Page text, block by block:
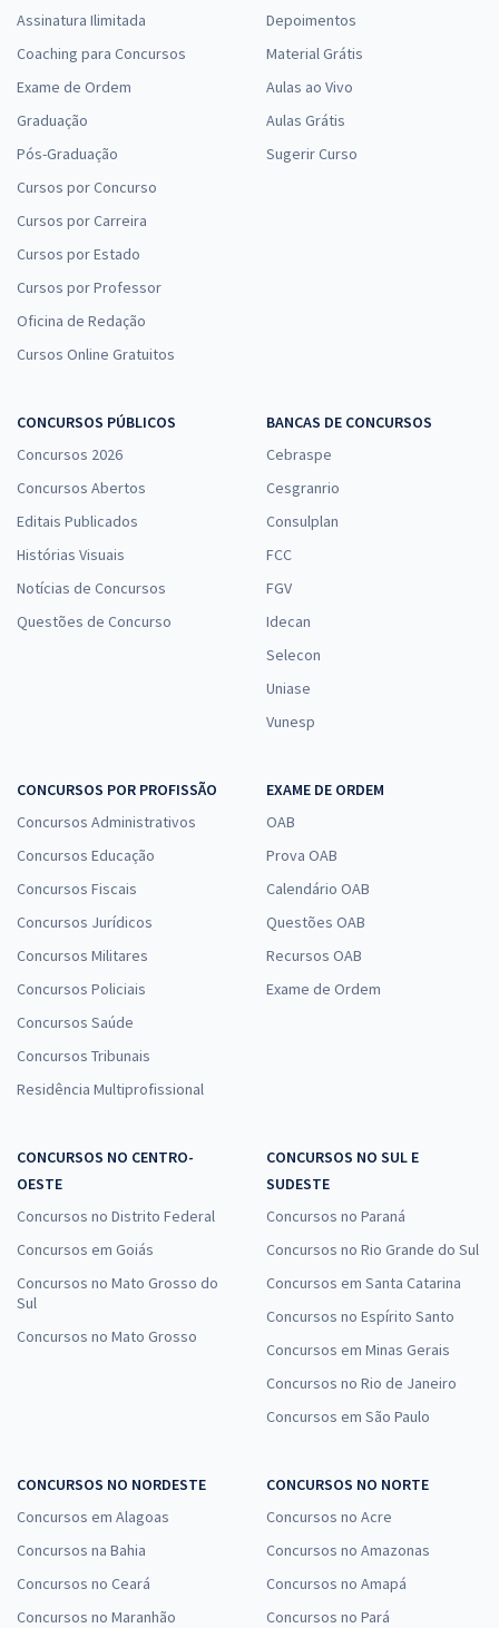
Assinatura Ilimitada
Coaching para Concursos
Exame de Ordem
Graduação
Pós-Graduação
Cursos por Concurso
Cursos por Carreira
Cursos por Estado
Cursos por Professor
Oficina de Redação
Cursos Online Gratuitos
Depoimentos
Material Grátis
Aulas ao Vivo
Aulas Grátis
Sugerir Curso
CONCURSOS PÚBLICOS
Concursos 2026
Concursos Abertos
Editais Publicados
Histórias Visuais
Notícias de Concursos
Questões de Concurso
BANCAS DE CONCURSOS
Cebraspe
Cesgranrio
Consulplan
FCC
FGV
Idecan
Selecon
Uniase
Vunesp
CONCURSOS POR PROFISSÃO
Concursos Administrativos
Concursos Educação
Concursos Fiscais
Concursos Jurídicos
Concursos Militares
Concursos Policiais
Concursos Saúde
Concursos Tribunais
Residência Multiprofissional
EXAME DE ORDEM
OAB
Prova OAB
Calendário OAB
Questões OAB
Recursos OAB
Exame de Ordem
CONCURSOS NO CENTRO-
OESTE
Concursos no Distrito Federal
Concursos em Goiás
Concursos no Mato Grosso do
Sul
Concursos no Mato Grosso
CONCURSOS NO SUL E
SUDESTE
Concursos no Paraná
Concursos no Rio Grande do Sul
Concursos em Santa Catarina
Concursos no Espírito Santo
Concursos em Minas Gerais
Concursos no Rio de Janeiro
Concursos em São Paulo
CONCURSOS NO NORDESTE
Concursos em Alagoas
Concursos na Bahia
Concursos no Ceará
Concursos no Maranhão
CONCURSOS NO NORTE
Concursos no Acre
Concursos no Amazonas
Concursos no Amapá
Concursos no Pará